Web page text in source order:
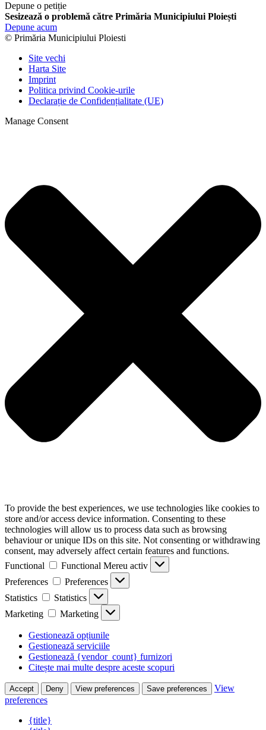
Depune o petiție
Sesizează o problemă către Primăria Municipiului Ploiești
Depune acum
© Primăria Municipiului Ploiesti
Site vechi
Harta Site
Imprint
Politica privind Cookie-urile
Declarație de Confidențialitate (UE)
Manage Consent
To provide the best experiences, we use technologies like cookies to
store and/or access device information. Consenting to these
technologies will allow us to process data such as browsing
behaviour or unique IDs on this site. Not consenting or withdrawing
consent, may adversely affect certain features and functions.
Functional
Functional Mereu activ
Preferences
Preferences
Statistics
Statistics
Marketing
Marketing
Gestionează opțiunile
Gestionează serviciile
Gestionează {vendor_count} furnizori
Citește mai multe despre aceste scopuri
Accept Deny View preferences Save preferences
View
preferences
{title}